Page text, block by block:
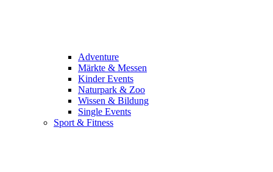
Adventure
Märkte & Messen
Kinder Events
Naturpark & Zoo
Wissen & Bildung
Single Events
Sport & Fitness